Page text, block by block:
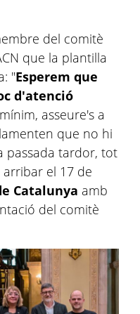
del comitè
que la plantilla
"Esperem que
d'atenció
asseure's a
que no hi
passada tardor, tot
el 17 de
Catalunya amb
del comitè